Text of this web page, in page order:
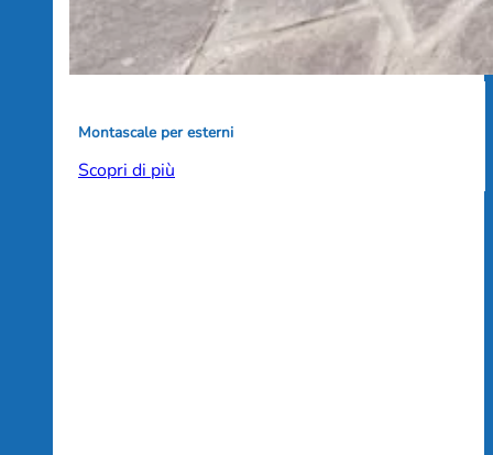
Montascale per esterni
Scopri di più